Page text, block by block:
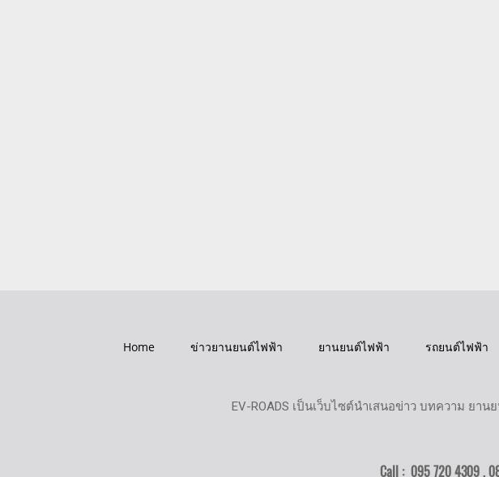
Home ข่าวยานยนต์ไฟฟ้า ยานยนต์ไฟฟ้า รถยนต์ไฟฟ้า
EV-ROADS เป็นเว็บไซต์นำเสนอข่าว บทความ ย
Call : 095 720 4309 ,